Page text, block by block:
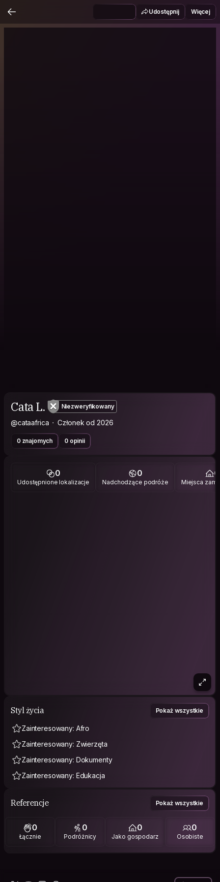
Udostępnij Więcej
Cata L. Niezweryfikowany
@cataafrica Członek od 2026
0 znajomych 0 opinii
0
Udostępnione lokalizacje
0
Nadchodzące podróże
0
Miejsca
Styl życia Pokaż wszystkie
Zainteresowany: Afro
Zainteresowany: Zwierzęta
Zainteresowany: Dokumenty
Zainteresowany: Edukacja
Referencje Pokaż wszystkie
0
Łącznie
0
Podróżnicy
0
Jako gospodarz
0
Osobiste